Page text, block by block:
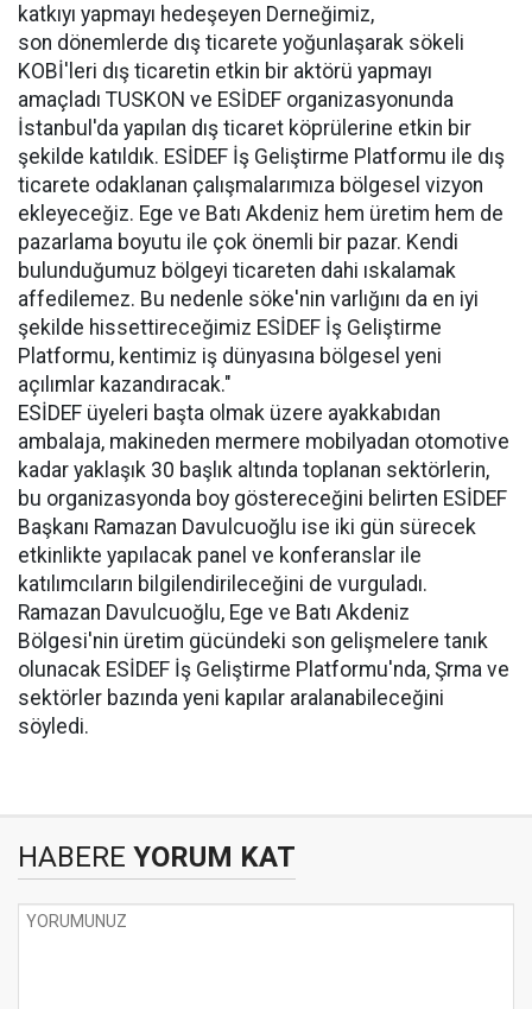
katkıyı yapmayı hedeşeyen Derneğimiz,
son dönemlerde dış ticarete yoğunlaşarak sökeli
KOBİ'leri dış ticaretin etkin bir aktörü yapmayı
amaçladı TUSKON ve ESİDEF organizasyonunda
İstanbul'da yapılan dış ticaret köprülerine etkin bir
şekilde katıldık. ESİDEF İş Geliştirme Platformu ile dış
ticarete odaklanan çalışmalarımıza bölgesel vizyon
ekleyeceğiz. Ege ve Batı Akdeniz hem üretim hem de
pazarlama boyutu ile çok önemli bir pazar. Kendi
bulunduğumuz bölgeyi ticareten dahi ıskalamak
affedilemez. Bu nedenle söke'nin varlığını da en iyi
şekilde hissettireceğimiz ESİDEF İş Geliştirme
Platformu, kentimiz iş dünyasına bölgesel yeni
açılımlar kazandıracak."
ESİDEF üyeleri başta olmak üzere ayakkabıdan
ambalaja, makineden mermere mobilyadan otomotive
kadar yaklaşık 30 başlık altında toplanan sektörlerin,
bu organizasyonda boy göstereceğini belirten ESİDEF
Başkanı Ramazan Davulcuoğlu ise iki gün sürecek
etkinlikte yapılacak panel ve konferanslar ile
katılımcıların bilgilendirileceğini de vurguladı.
Ramazan Davulcuoğlu, Ege ve Batı Akdeniz
Bölgesi'nin üretim gücündeki son gelişmelere tanık
olunacak ESİDEF İş Geliştirme Platformu'nda, Şrma ve
sektörler bazında yeni kapılar aralanabileceğini
söyledi.
HABERE YORUM KAT